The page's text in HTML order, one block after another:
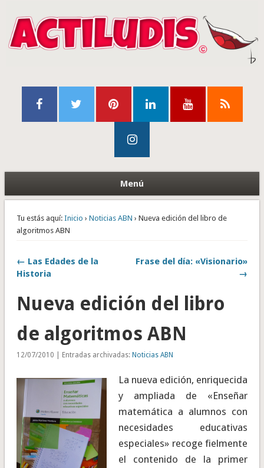
Menú
Tu estás aquí: Inicio › Noticias ABN › Nueva edición del libro de
algoritmos ABN
← Las Edades de la
Historia
Frase del día: «Visionario»
→
Nueva edición del libro
de algoritmos ABN
12/07/2010 | Entradas archivadas: Noticias ABN
La nueva edición, enriquecida
y ampliada de «Enseñar
matemática a alumnos con
necesidades educativas
especiales» recoge fielmente
el contenido de la primer